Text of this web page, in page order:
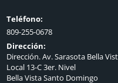
Teléfono:
809-255-0678
Dirección:
Dirección. Av. Sarasota Bella
Local 13-C 3er. Nivel
Bella Vista Santo Domingo